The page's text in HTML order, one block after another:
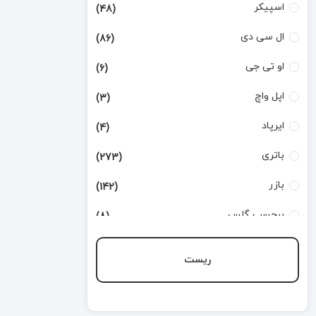
اسپیکر (48)
ال سی دی (86)
او تی جی (6)
اپل واچ (3)
ایرپاد (4)
باتری (273)
بازر (142)
برچسب گلس (8)
ریست